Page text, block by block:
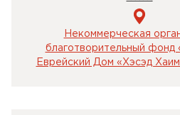
Некоммерческая
благотворительный фонд
Еврейский Дом «Хэсэд